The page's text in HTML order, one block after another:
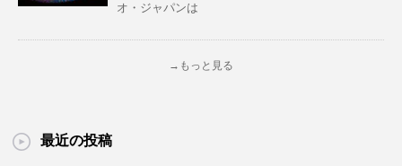
オ・ジャパンは
→もっと見る
最近の投稿